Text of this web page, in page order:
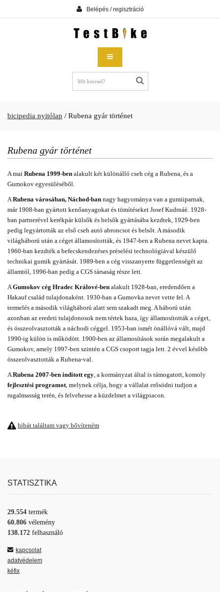
Belépés / regisztráció
bicipedia nyitólap / Rubena gyár történet
Rubena gyár történet
A mai Rubena 1999-ben alakult két különálló cseh cég a Rubena, és a
Gumokov egyesüléséből.
ARubena városában, Náchod-ban nagy hagyománya van a gumiiparnak,
már 1908-ban gyártott kenőanyagokat és tömítéseket Josef Kudrnáè. 1928-
ban partnerével kerékpár külsők és belsők gyártásába kezdtek, 1929-ben
pedig legyártották az első cseh autó abroncsot és belsőt. A második
világháború után a céget államosították, és 1947-ben a Rubena nevet kapta.
1960-ban kezdték a befecskendezéses préselési technológiával készülő
technikai gumik gyártását. 1989-ben a cég visszanyerte függetlenségét az
államtól, 1996-ban pedig a CGS társaság része lett.
AGumokov cég Hradec Králové-ben alakult 1928-ban, eredendően a
Hakauf család tulajdonaként. 1930-ban a Gumovka nevet vette fel. A
termelés a második világháború alatt sem szakadt meg. A háború után
azonban az eredeti tulajdonosok nem tértek haza, így államosították a céget,
és összeolvasztották a náchodi céggel. 1953-ban ismét önállóvá vált, majd
1990-ig külön is működött. 1900-ben az államosítások során megalakult a
Gumokov, amely 1997-ben szintén a CGS csoport tagja lett. 2 évvel később
összeolvasztották a Rubena-val.
ARubena 2007-ben indított egy, a kormányzat által is támogatott, komoly
fejlesztési programot, melynek célja, hogy a vállalat erősödni tudjon a
rugalmasság terén, és felvehesse a küzdelmet a világpiacon.
hibát találtam vagy bővíteném
STATISZTIKA
29.554 termék
60.806 vélemény
138.172 felhasználó
kapcsolat
adatvédelem
kéfix